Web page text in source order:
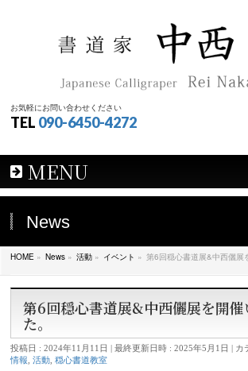
お気軽にお問い合わせください
TEL 090-6450-4272
MENU
News
HOME » News » 活動 » イベント » 第6回穏心書道展&中西儷展
第6回穏心書道展&中西儷展を開催
た。
投稿日 : 2024年11月11日 最終更新日時 : 2025年5月1日 カ
情報 ,活動 ,穏心書道教室